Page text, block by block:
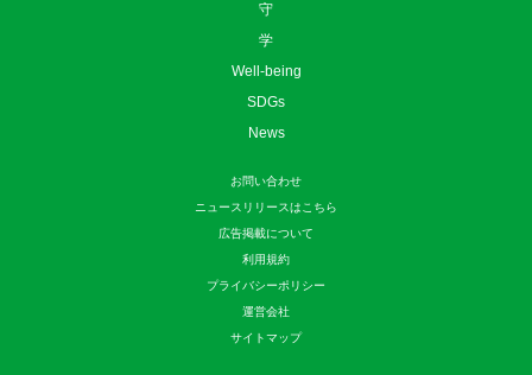
守
学
Well-being
SDGs
News
お問い合わせ
ニュースリリースはこちら
広告掲載について
利用規約
プライバシーポリシー
運営会社
サイトマップ